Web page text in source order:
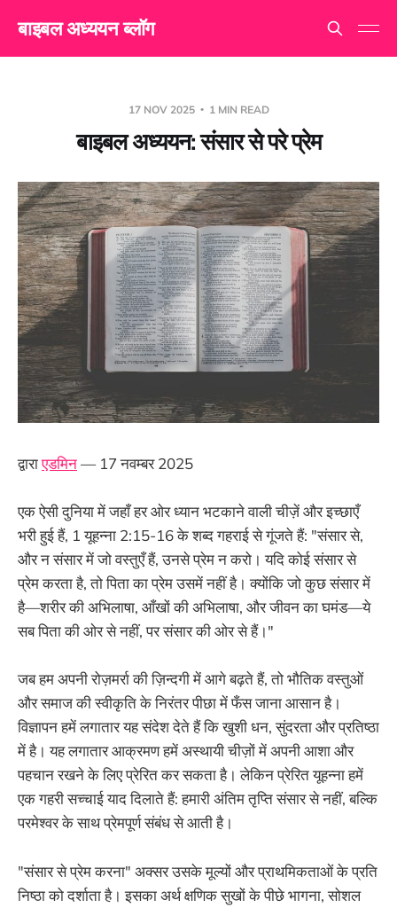
बाइबल अध्ययन ब्लॉग
17 NOV 2025 1 MIN READ
बाइबल अध्ययन: संसार से परे प्रेम
द्वाराएडमिन— 17 नवम्बर 2025
एक ऐसी दुनिया में जहाँ हर ओर ध्यान भटकाने वाली चीज़ें और इच्छाएँ
भरी हुई हैं, 1 यूहन्ना 2:15-16 के शब्द गहराई से गूंजते हैं: "संसार से,
और न संसार में जो वस्तुएँ हैं, उनसे प्रेम न करो। यदि कोई संसार से
प्रेम करता है, तो पिता का प्रेम उसमें नहीं है। क्योंकि जो कुछ संसार में
है—शरीर की अभिलाषा, आँखों की अभिलाषा, और जीवन का घमंड—ये
सब पिता की ओर से नहीं, पर संसार की ओर से हैं।"
जब हम अपनी रोज़मर्रा की ज़िन्दगी में आगे बढ़ते हैं, तो भौतिक वस्तुओं
और समाज की स्वीकृति के निरंतर पीछा में फँस जाना आसान है।
विज्ञापन हमें लगातार यह संदेश देते हैं कि खुशी धन, सुंदरता और प्रतिष्ठा
में है। यह लगातार आक्रमण हमें अस्थायी चीज़ों में अपनी आशा और
पहचान रखने के लिए प्रेरित कर सकता है। लेकिन प्रेरित यूहन्ना हमें
एक गहरी सच्चाई याद दिलाते हैं: हमारी अंतिम तृप्ति संसार से नहीं, बल्कि
परमेश्वर के साथ प्रेमपूर्ण संबंध से आती है।
"संसार से प्रेम करना" अक्सर उसके मूल्यों और प्राथमिकताओं के प्रति
निष्ठा को दर्शाता है। इसका अर्थ क्षणिक सुखों के पीछे भागना, सोशल